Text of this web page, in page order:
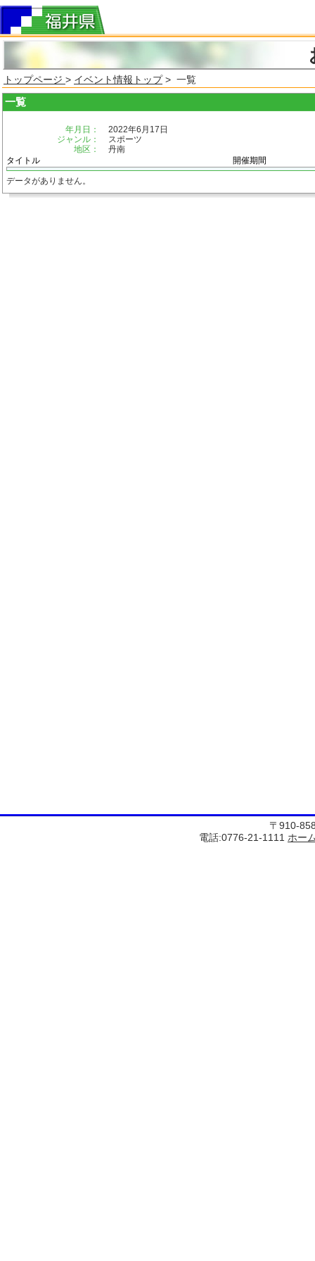
トップページ > イベント情報トップ> 一覧
一覧
年月日：
2022年6月17日
ジャンル：
スポーツ
地区：
丹南
タイトル
開催期間
データがありません。
〒910-
電話:0776-21-1111 ホー